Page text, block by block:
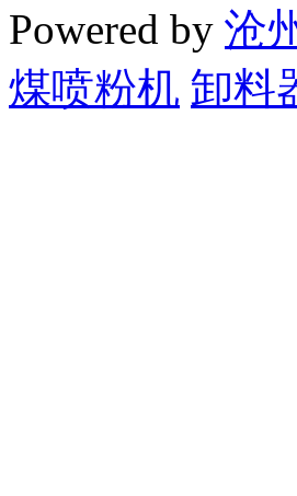
Powered by 沧
煤喷粉机 卸料